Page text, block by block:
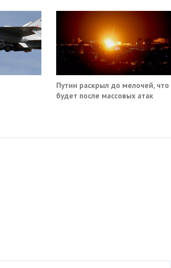
Путин раскрыл до мелочей, что
будет после массовых атак